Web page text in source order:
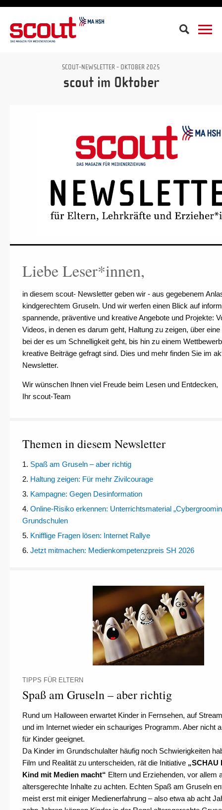
Suche
SCOUT-NEWSLETTER - OKTOBER 2025
scout im Oktober
Liebe Leser*innen,
in diesem scout- Newsletter geben wir - aus gegebenem
kindgerechtem Gruseln. Und wir werfen einen Blick auf
spannende, präventive und kreative Angebote und Projekte:
Videos, in denen es darum geht, Haltung zu zeigen, über
bei der es um Schnelligkeit geht, bis hin zu einem
kreative Beiträge gefragt sind. Dies und mehr finden Sie im
Newsletter.
Wir wünschen Ihnen viel Freude beim Lesen und Entdecken,
Ihr scout-Team
Themen in diesem Newsletter
1. Spaß am Gruseln – aber richtig
2. Haltung zeigen: Für mehr Zivilcourage
3. Kampagne: Gegen Desinformation
4. Online-Risiko erkennen: Unterrichtsmaterial
Grundschulen
5. Knifflige Fragen lösen: Internet Rallye
6. Jetzt mitmachen: Medienkompetenzpreis SH 2026
TIPPS FÜR ELTERN
Spaß am Gruseln – aber richtig
Rund um Halloween erwartet Kinder in Fernsehen, auf
und im Internet wieder ein schauriges Programm. Aber nicht
für Kinder geeignet.
Da Kinder im Grundschulalter häufig noch Schwierigkeiten
Film und Realität zu unterscheiden, rät die Initiative „SCHAU
Kind mit Medien macht“ Eltern und Erziehenden, vor allem
altersgerechte Inhalte zu achten. Echten Spaß am Gruseln
meist erst mit einiger Medienerfahrung – also etwa ab acht